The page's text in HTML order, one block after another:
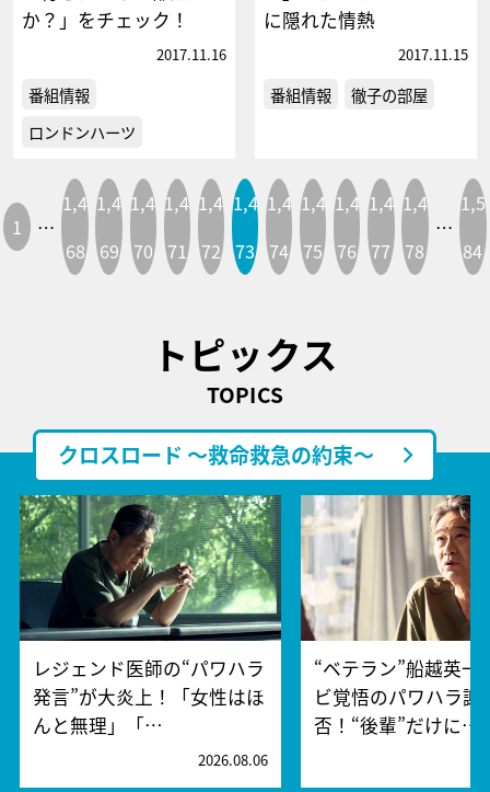
か？」をチェック！
2017.11.16
番組情報
ロンドンハーツ
に隠れた情熱
2017.11.15
番組情報 徹子の部屋
1 …
1,4
68
1,4
69
1,4
70
1,4
71
1,4
72
1,4
73
1,4
74
1,4
75
1,4
76
1,4
77
1,4
78
…
1,5
84
トピックス
TOPICS
クロスロード ～救命救急の約束～
レジェンド医師の“パワハラ
発言”が大炎上！「女性はほ
んと無理」「…
2026.08.06
“ベテラン”船越英一
ビ覚悟のパワハラ謝
否！“後輩”だけに…